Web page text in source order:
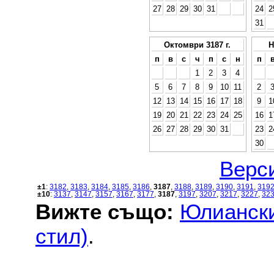
27
28 29 30 31
24
31
Октомври 3187 г.
п
в с ч п с
н
1
2 3
4
5
6 7 8 9 10
11
12
13 14 15 16 17
18
19
20 21 22 23 24
25
26
27 28 29 30 31
п
2
3
9
16
23
30
±1: 3182 3183 3184 3185 3186 3187 3188 3189 3190 3191
3192
±10: 3137 3147 3157 3167 3177 3187 3197 3207 3217 3227
Вижте също:
стил).